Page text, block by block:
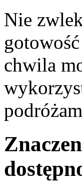
Nie
chwila